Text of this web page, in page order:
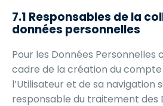
7.1 Responsables de la
données personnelles
Pour les Données Personnelles
cadre de la création du
l’Utilisateur et de sa navigation
responsable du traitement des